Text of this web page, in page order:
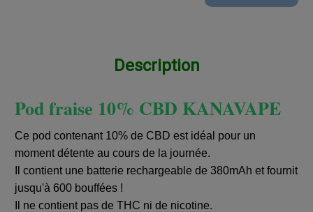
Description
Pod fraise 10% CBD KANAVAPE
Ce pod contenant 10% de CBD est idéal pour un
moment détente au cours de la journée.
Il contient une batterie rechargeable de 380mAh et fournit
jusqu'à 600 bouffées !
Il ne contient pas de THC ni de nicotine.